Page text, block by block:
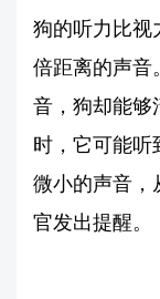
狗的听力比视
倍距离的声音
音，狗却能够
时，它可能听
微小的声音，
官发出提醒。